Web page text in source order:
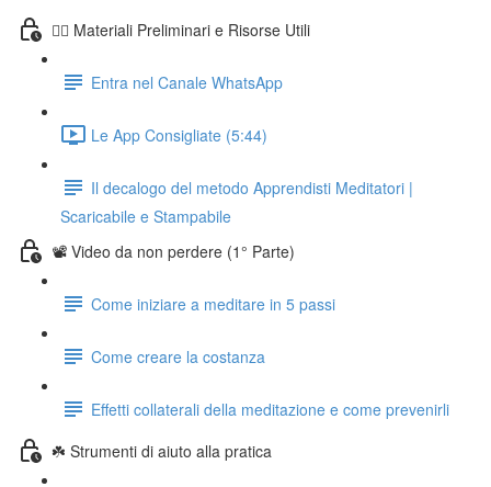
🧙‍♂️ Materiali Preliminari e Risorse Utili
Entra nel Canale WhatsApp
Le App Consigliate (5:44)
Il decalogo del metodo Apprendisti Meditatori |
Scaricabile e Stampabile
📽️ Video da non perdere (1° Parte)
Come iniziare a meditare in 5 passi
Come creare la costanza
Effetti collaterali della meditazione e come prevenirli
☘️ Strumenti di aiuto alla pratica